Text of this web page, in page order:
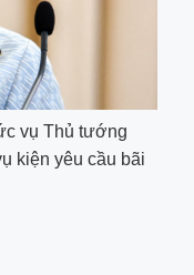
vụ Thủ tướng
kiện yêu cầu bãi